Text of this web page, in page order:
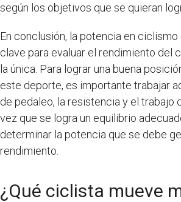
según los objetivos que se quieran
En conclusión, la potencia en ciclismo
clave para evaluar el rendimiento del
la única. Para lograr una buena
este deporte, es importante trabajar
de pedaleo, la resistencia y el trabajo
vez que se logra un equilibrio
determinar la potencia que se debe
rendimiento.
¿Qué ciclista mueve